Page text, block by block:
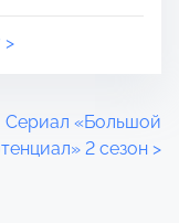
>
Сериал «Большой
2 сезон >